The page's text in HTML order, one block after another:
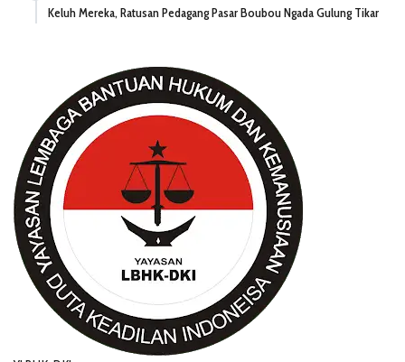
Keluh Mereka, Ratusan Pedagang Pasar Boubou Ngada Gulung Tikar